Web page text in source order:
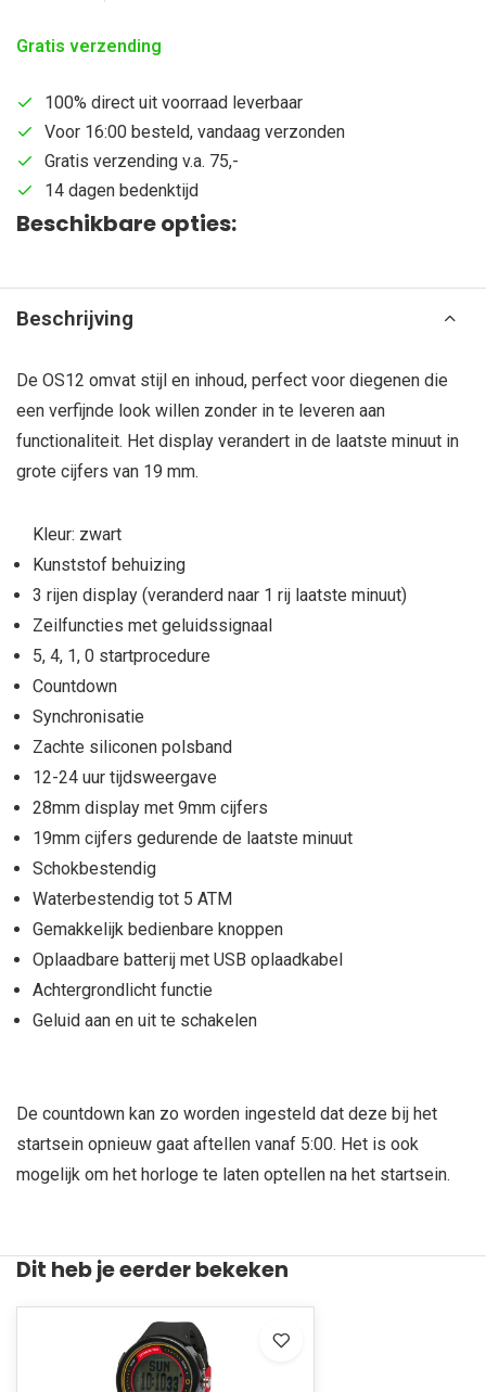
Gratis verzending
100% direct uit voorraad leverbaar
Voor 16:00 besteld, vandaag verzonden
Gratis verzending v.a. 75,-
14 dagen bedenktijd
Beschikbare opties:
Beschrijving
De OS12 omvat stijl en inhoud, perfect voor diegenen die
een verfijnde look willen zonder in te leveren aan
functionaliteit. Het display verandert in de laatste minuut in
grote cijfers van 19 mm.
Kleur: zwart
Kunststof behuizing
3 rijen display (veranderd naar 1 rij laatste minuut)
Zeilfuncties met geluidssignaal
5, 4, 1, 0 startprocedure
Countdown
Synchronisatie
Zachte siliconen polsband
12-24 uur tijdsweergave
28mm display met 9mm cijfers
19mm cijfers gedurende de laatste minuut
Schokbestendig
Waterbestendig tot 5 ATM
Gemakkelijk bedienbare knoppen
Oplaadbare batterij met USB oplaadkabel
Achtergrondlicht functie
Geluid aan en uit te schakelen
De countdown kan zo worden ingesteld dat deze bij het
startsein opnieuw gaat aftellen vanaf 5:00. Het is ook
mogelijk om het horloge te laten optellen na het startsein.
Dit heb je eerder bekeken